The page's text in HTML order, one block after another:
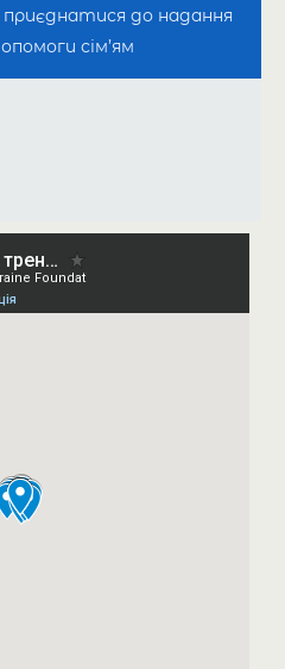
до надання
сім’ям